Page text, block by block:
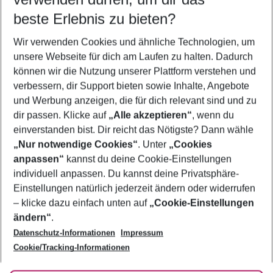
5-8 Nächte
2 Erwachsene Keine Kinder
Mehr Filter anzeigen
Footer
Footer navigation
Über uns
AGB
Bestpreisgarantie
Cookie-Einstellungen ändern
Cookie-Richtlinie
Agenturbetreuung
Barrierefreies Reisen
Folge uns
beste Erlebnis zu bieten?
Wir verwenden Cookies und ähnliche Technologien, um
unsere Webseite für dich am Laufen zu halten. Dadurch
können wir die Nutzung unserer Plattform verstehen und
verbessern, dir Support bieten sowie Inhalte, Angebote
und Werbung anzeigen, die für dich relevant sind und zu
dir passen. Klicke auf „Alle akzeptieren“, wenn du
einverstanden bist. Dir reicht das Nötigste? Dann wähle
„Nur notwendige Cookies“. Unter „Cookies
anpassen“ kannst du deine Cookie-Einstellungen
individuell anpassen. Du kannst deine Privatsphäre-
Einstellungen natürlich jederzeit ändern oder widerrufen
– klicke dazu einfach unten auf „Cookie-Einstellungen
ändern“.
Datenschutz-Informationen
Impressum
Cookie/Tracking-Informationen